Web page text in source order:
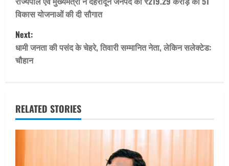
o
s
t
n
v
i
विकास योजनाओं की दी सौगात
Next:
धामी जनता की पसंद के चेहरे, तिवारी सम्मानित नेता, लेकिन सलेक्टेड:
चौहान
RELATED STORIES